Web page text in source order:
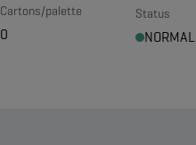
Cartons/palette
0
Status
NORMAL